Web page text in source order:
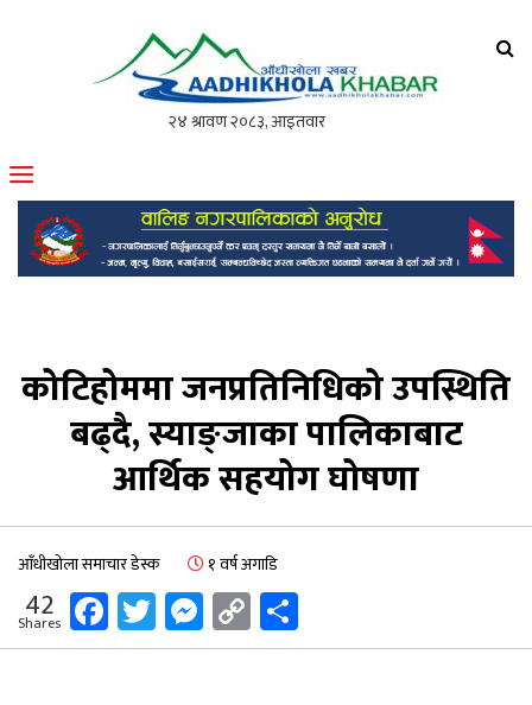
मोफसलकै लोकप्रिय अनलाइन पत्रिका
कोटिहोममा जनप्रतिनिधिको उपस्थिति
बढ्दै, स्याङ्जाका पालिकाबाट
आर्थिक सहयोग घोषणा
आँधीखोला समाचार डेस्क १ वर्ष अगाडि
42
Shares Facebook
Twitter
Messenger
Copy
Link